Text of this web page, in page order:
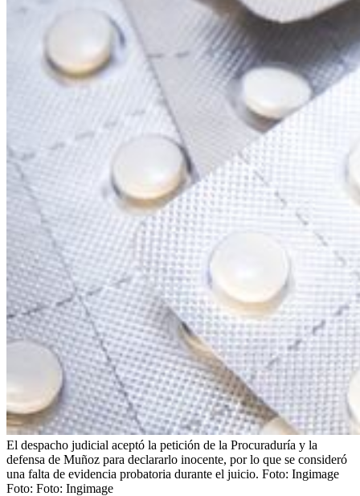
El despacho judicial aceptó la petición de la Procuraduría y la
defensa de Muñoz para declararlo inocente, por lo que se consideró
una falta de evidencia probatoria durante el juicio. Foto: Ingimage
Foto: Foto: Ingimage